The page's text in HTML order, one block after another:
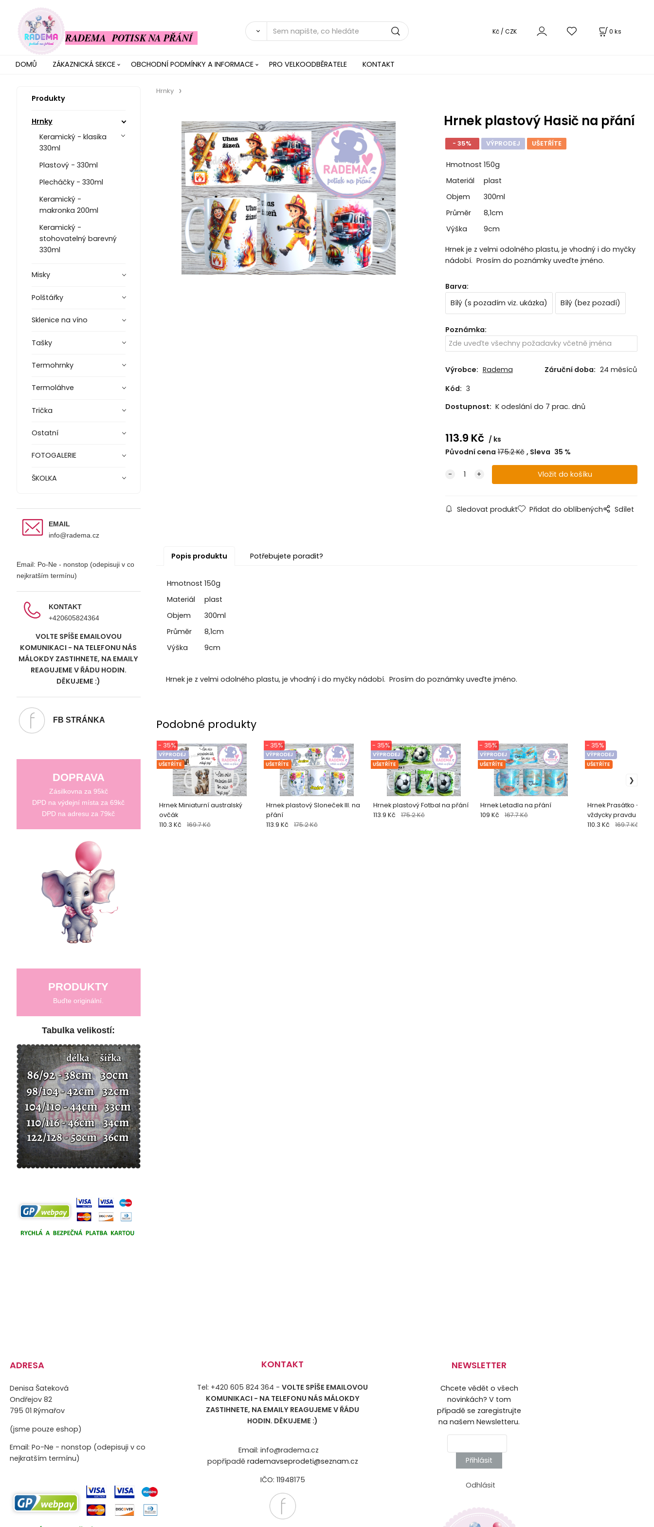
RADEMA POTISK NA PŘÁNÍ 0 ks
Kč / CZK
DOMŮ ZÁKAZNICKÁ SEKCE OBCHODNÍ PODMÍNKY A INFORMACE PRO VELKOODBĚRATELE KONTAKT
Produkty
Hrnky
Keramický - klasika
330ml
Plastový - 330ml
Plecháčky - 330ml
Keramický -
makronka 200ml
Keramický -
stohovatelný barevný
330ml
Misky
Polštářky
Sklenice na víno
Tašky
Termohrnky
Termoláhve
Trička
Ostatní
FOTOGALERIE
ŠKOLKA
EMAIL
info@radema.cz
Email: Po-Ne - nonstop (odepisuji v co
nejkratším termínu)
KONTAKT
+420605824364
VOLTE SPÍŠE EMAILOVOU
KOMUNIKACI - NA TELEFONU NÁS
MÁLOKDY ZASTIHNETE, NA EMAILY
REAGUJEME V ŘÁDU HODIN.
DĚKUJEME :)
FB STRÁNKA
DOPRAVA
Zásilkovna za 95kč
DPD na výdejní místa za 69kč
DPD na adresu za 79kč
PRODUKTY
Buďte originální.
Tabulka velikostí:
Hrnky
Hrnek plastový Hasič na přání
- 35% VÝPRODEJ UŠETŘÍTE
Hmotnost 150g
Materiál
plast
Objem
300ml
Průměr
8,1cm
Výška
9cm
Hrnek je z velmi odolného plastu, je vhodný i do myčky
nádobí. Prosím do poznámky uveďte jméno.
Barva:
Bílý (s pozadím viz. ukázka)
Bílý (bez pozadí)
Poznámka:
Výrobce: Radema Záruční doba: 24 měsíců
Kód: 3
Dostupnost: K odeslání do 7 prac. dnů
113.9 Kč
ks
Původní cena 175.2Kč Sleva 35 %
Sledovat produkt Přidat do oblíbených Sdílet
Popis produktu Potřebujete poradit?
Hmotnost 150g
Materiál
plast
Objem
300ml
Průměr
8,1cm
Výška
9cm
Hrnek je z velmi odolného plastu, je vhodný i do myčky nádobí. Prosím do poznámky uveďte jméno.
Podobné produkty
Hrnek Miniaturní australský
ovčák
VÝPRODEJ
UŠETŘÍTE
- 35%
110.3 Kč 169.7 Kč
Hrnek plastový Sloneček III. na
přání
VÝPRODEJ
UŠETŘÍTE
- 35%
113.9 Kč 175.2 Kč
Hrnek plastový Fotbal na přání
VÝPRODEJ
UŠETŘÍTE
- 35%
113.9 Kč 175.2 Kč
Hrnek Letadla na přání
VÝPRODEJ
UŠETŘÍTE
- 35%
109 Kč 167.7 Kč
Hrnek Prasátko -
vždycky pravdu
VÝPRODEJ
UŠETŘÍTE
- 35%
110.3 Kč 169.7 Kč
ADRESA
Denisa Šateková
Ondřejov 82
795 01 Rýmařov
(jsme pouze eshop)
Email: Po-Ne - nonstop (odepisuji v co
nejkratším termínu)
KONTAKT
Tel: +420 605 824 364 -VOLTE SPÍŠE EMAILOVOU
KOMUNIKACI - NA TELEFONU NÁS MÁLOKDY
ZASTIHNETE, NA EMAILY REAGUJEME V ŘÁDU
HODIN. DĚKUJEME :)
Email: info@radema.cz
popřípadě rademavseprodeti@seznam.cz
IČO: 11948175
NEWSLETTER
Chcete vědět o všech
novinkách? V tom
případě se zaregistrujte
na našem Newsletteru.
Přihlásit
Odhlásit